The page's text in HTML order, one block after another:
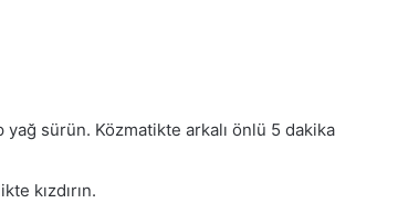
yağ sürün. Közmatikte arkalı önlü 5 dakika
kızdırın.